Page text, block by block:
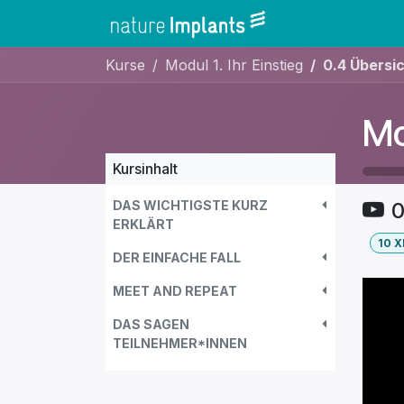
Kurse Modul 1. Ihr Einstieg 0.4
Kursinhalt
DAS WICHTIGSTE KURZ
ERKLÄRT
DER EINFACHE FALL
MEET AND REPEAT
DAS SAGEN
TEILNEHMER*INNEN
10